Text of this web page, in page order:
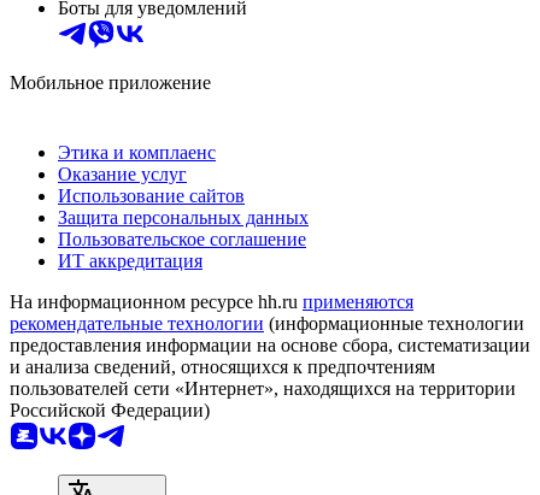
Боты для уведомлений
Мобильное приложение
Этика и комплаенс
Оказание услуг
Использование сайтов
Защита персональных данных
Пользовательское соглашение
ИТ аккредитация
На информационном ресурсе hh.ru применяются
рекомендательные технологии (информационные технологии
предоставления информации на основе сбора, систематизации
и анализа сведений, относящихся к предпочтениям
пользователей сети «Интернет», находящихся на территории
Российской Федерации)